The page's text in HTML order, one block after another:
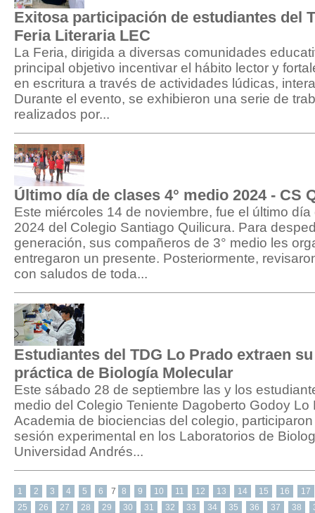
Exitosa participación de estudiantes del
Feria Literaria LEC
La Feria, dirigida a diversas comunidades
principal objetivo incentivar el hábito lector y
en escritura a través de actividades lúdicas,
Durante el evento, se exhibieron una serie de
realizados por...
Último día de clases 4° medio 2024 - CS
Este miércoles 14 de noviembre, fue el último
2024 del Colegio Santiago Quilicura. Para
generación, sus compañeros de 3° medio les
entregaron un presente. Posteriormente,
con saludos de toda...
Estudiantes del TDG Lo Prado extraen
práctica de Biología Molecular
Este sábado 28 de septiembre las y los
medio del Colegio Teniente Dagoberto Godoy
Academia de biociencias del colegio,
sesión experimental en los Laboratorios de
Universidad Andrés...
1 2 3 4 5 6 7 8 9 10 11 12 13 14 15 16
17
25
26 27 28 29 30 31 32 33 34 35 36 37 38